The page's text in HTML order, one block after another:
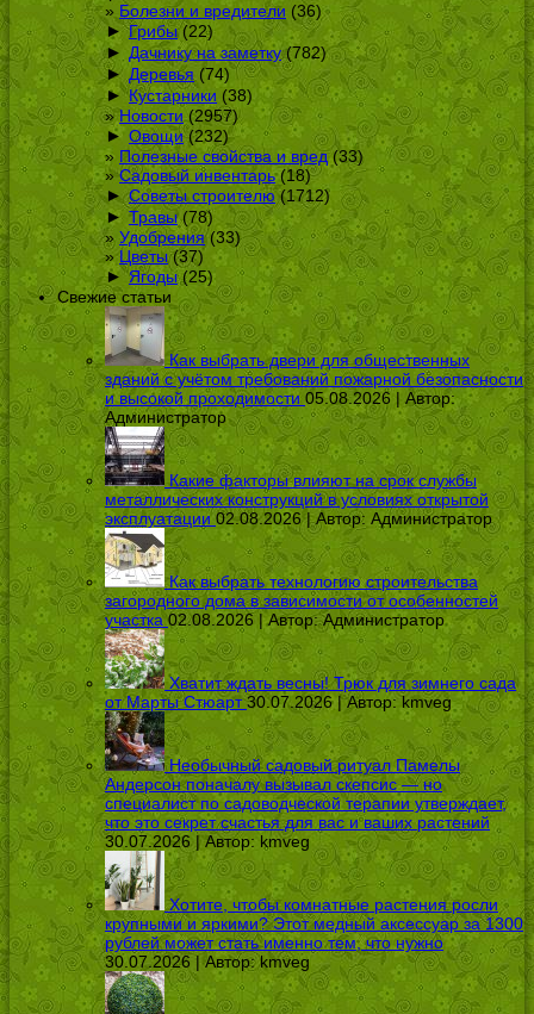
Болезни и вредители (36)
► Грибы(22)
► Дачнику на заметку(782)
► Деревья (74)
► Кустарники (38)
Новости(2957)
► Овощи(232)
Полезные свойства и вред(33)
Садовый инвентарь(18)
► Советы строителю(1712)
► Травы(78)
Удобрения(33)
Цветы(37)
► Ягоды(25)
Свежие статьи
Как выбрать двери для общественных
зданий с учётом требований пожарной безопасности
и высокой проходимости 05.08.2026 | Автор:
Администратор
Какие факторы влияют на срок службы
металлических конструкций в условиях открытой
эксплуатации 02.08.2026 | Автор: Администратор
Как выбрать технологию строительства
загородного дома в зависимости от особенностей
участка 02.08.2026 | Автор:Администратор
Хватит ждать весны! Трюк для зимнего сада
от Марты Стюарт 30.07.2026 | Автор:kmveg
Необычный садовый ритуал Памелы
Андерсон поначалу вызывал скепсис — но
специалист по садоводческой терапии утверждает,
что это секрет счастья для вас и ваших растений
30.07.2026 | Автор: kmveg
Хотите, чтобы комнатные растения росли
крупными и яркими? Этот медный аксессуар за 1300
рублей может стать именно тем, что нужно
30.07.2026 | Автор:kmveg